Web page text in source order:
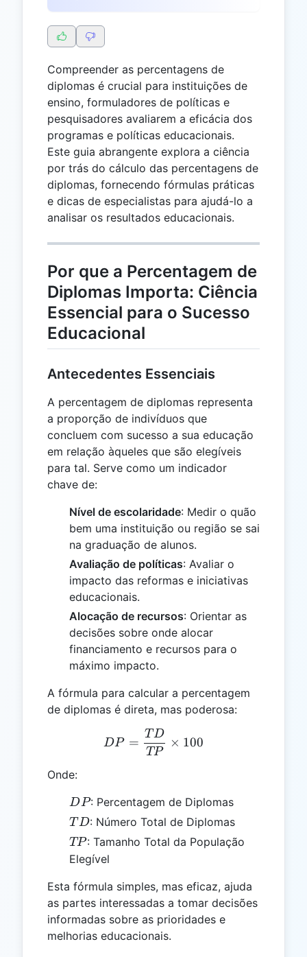
Compreender as percentagens de
diplomas é crucial para instituições de
ensino, formuladores de políticas e
pesquisadores avaliarem a eficácia dos
programas e políticas educacionais.
Este guia abrangente explora a ciência
por trás do cálculo das percentagens de
diplomas, fornecendo fórmulas práticas
e dicas de especialistas para ajudá-lo a
analisar os resultados educacionais.
Por que a Percentagem de
Diplomas Importa: Ciência
Essencial para o Sucesso
Educacional
Antecedentes Essenciais
A percentagem de diplomas representa
a proporção de indivíduos que
concluem com sucesso a sua educação
em relação àqueles que são elegíveis
para tal. Serve como um indicador
chave de:
Nível de escolaridade: Medir o quão
bem uma instituição ou região se sai
na graduação de alunos.
Avaliação de políticas: Avaliar o
impacto das reformas e iniciativas
educacionais.
Alocação de recursos: Orientar as
decisões sobre onde alocar
financiamento e recursos para o
máximo impacto.
A fórmula para calcular a percentagem
de diplomas é direta, mas poderosa:
DP = \frac{TD}{TP}
DP =
TP
T D
× 100
Onde:
DP
DP: Percentagem de Diplomas
TD
T D: Número Total de Diplomas
TP
TP: Tamanho Total da População
Elegível
Esta fórmula simples, mas eficaz, ajuda
as partes interessadas a tomar decisões
informadas sobre as prioridades e
melhorias educacionais.